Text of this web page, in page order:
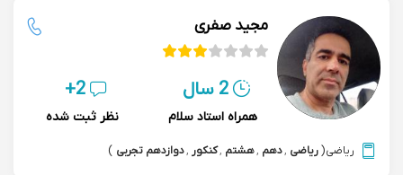
مجید صفری
2 سال
همراه استاد سلام
2+
نظر ثبت شده
ریاضی(ریاضی ,دهم ,هشتم ,کنکور ,دوازدهم تجربی )